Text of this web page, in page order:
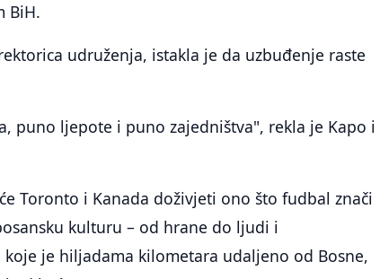
BiH.
udruženja, istakla je da uzbuđenje raste
puno ljepote i puno zajedništva", rekla je Kapo i
Toronto i Kanada doživjeti ono što fudbal znači
kulturu – od hrane do ljudi i
je hiljadama kilometara udaljeno od Bosne,